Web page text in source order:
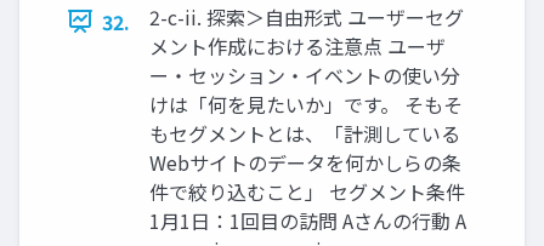
32.
2-c-ii. 探索＞自由形式 ユーザーセグ
メント作成における注意点 ユーザ
ー・セッション・イベントの使い分
けは「何を見たいか」です。 そもそ
もセグメントとは、「計測している
Webサイトのデータを何かしらの条
件で絞り込むこと」 セグメント条件
1月1日：1回目の訪問 Aさんの行動 A